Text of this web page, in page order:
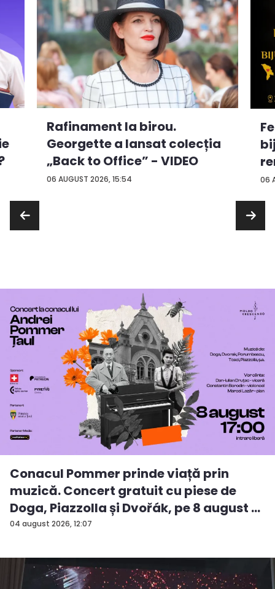
06 AUGUST 2026, 15:54
Rafinament la birou.
Georgette a lansat colecția
„Back to Office” - VIDEO
06
...
04 august 2026, 12:07
Conacul Pommer prinde viață prin
muzică. Concert gratuit cu piese de
Doga, Piazzolla și Dvořák, pe 8 august ...